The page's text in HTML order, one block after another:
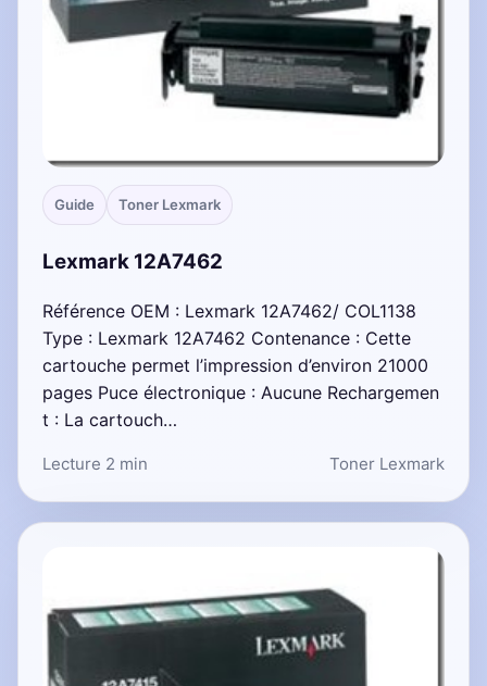
Guide Toner Lexmark
Lexmark 12A7462
Référence OEM : Lexmark 12A7462/ COL1138
Type : Lexmark 12A7462 Contenance : Cette
cartouche permet l’impression d’environ 21000
pages Puce électronique : Aucune Rechargemen
t : La cartouch…
Lecture 2 min Toner Lexmark